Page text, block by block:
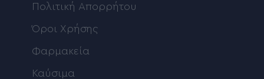
Πολιτική Απορρήτου
Όροι Χρήσης
Φαρμακεία
Καύσιμα